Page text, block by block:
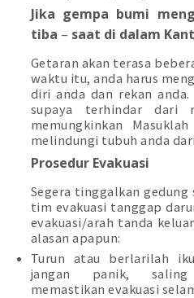
Jika gempa bumi
tiba – saat di dalam
Getaran akan terasa
waktu itu, anda harus
diri anda dan rekan
supaya terhindar dari
memungkinkan
melindungi tubuh anda
Prosedur Evakuasi
Segera tinggalkan gedung
tim evakuasi tanggap
evakuasi/arah tanda
alasan apapun:
Turun atau berlarilah
jangan panik,
memastikan evakuasi